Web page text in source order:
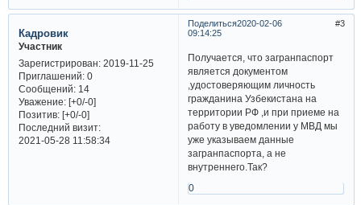
Поделиться 3
2020-02-06
09:14:25
Кадровик
Участник
Зарегистрирован: 2019-11-25
Приглашений:0
Сообщений:14
Уважение: [+0/-0]
Позитив: [+0/-0]
Последний визит:
2021-05-28 11:58:34
Получается, что загранпаспорт
является документом
,удостоверяющим личность
гражданина Узбекистана на
территории РФ ,и при приеме на
работу в уведомлении у МВД мы
уже указываем данные
загранпаспорта, а не
внутреннего.Так?
0